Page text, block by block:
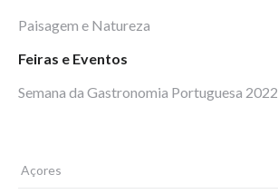
Paisagem e Natureza
Feiras e Eventos
Semana da Gastronomia Portuguesa 2022
Açores